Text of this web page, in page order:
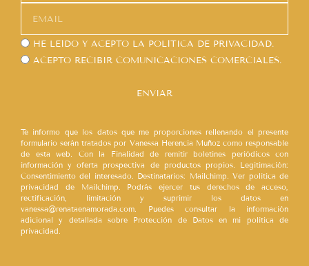
HE LEÍDO Y ACEPTO LA POLÍTICA DE PRIVACIDAD.
ACEPTO RECIBIR COMUNICACIONES COMERCIALES.
ENVIAR
Te informo que los datos que me proporciones rellenando el presente
formulario serán tratados por Vanessa Herencia Muñoz como responsable
de esta web. Con la Finalidad de remitir boletines periódicos con
información y oferta prospectiva de productos propios. Legitimación:
Consentimiento del interesado. Destinatarios: Mailchimp. Ver política de
privacidad de Mailchimp. Podrás ejercer tus derechos de acceso,
rectificación, limitación y suprimir los datos en
vanessa@renataenamorada.com. Puedes consultar la información
adicional y detallada sobre Protección de Datos en mi política de
privacidad.